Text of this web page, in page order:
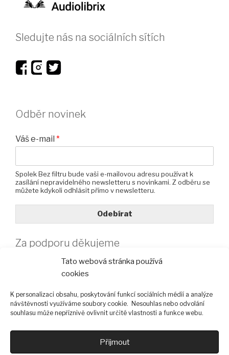
Tato webová stránka používá
cookies
K personalizaci obsahu, poskytování funkcí sociálních médií a analýze
návštěvnosti využíváme soubory cookie. Nesouhlas nebo odvolání
souhlasu může nepříznivě ovlivnit určité vlastnosti a funkce webu.
Přijmout
Sledujte nás na sociálních sítích
Odběr novinek
Váš e-mail *
Spolek Bez filtru bude vaši e-mailovou adresu používat k
zasílání nepravidelného newsletteru s novinkami. Z odběru se
můžete kdykoli odhlásit přímo v newsletteru.
Odebírat
Za podporu děkujeme